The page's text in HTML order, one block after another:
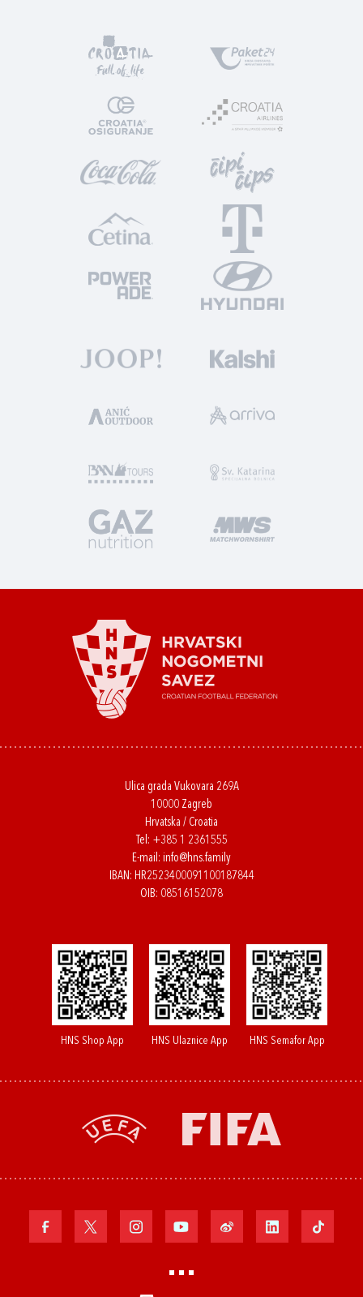
Ulica grada Vukovara 269A
10000 Zagreb
Hrvatska / Croatia
Tel: +385 1 2361555
E-mail: info@hns.family
IBAN: HR2523400091100187844
OIB: 08516152078
HNS Shop App HNS Ulaznice App HNS Semafor App